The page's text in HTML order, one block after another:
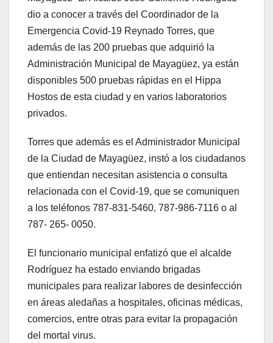
dio a conocer a través del Coordinador de la
Emergencia Covid-19 Reynado Torres, que
además de las 200 pruebas que adquirió la
Administración Municipal de Mayagüez, ya están
disponibles 500 pruebas rápidas en el Hippa
Hostos de esta ciudad y en varios laboratorios
privados.
Torres que además es el Administrador Municipal
de la Ciudad de Mayagüez, instó a los ciudadanos
que entiendan necesitan asistencia o consulta
relacionada con el Covid-19, que se comuniquen
a los teléfonos 787-831-5460, 787-986-7116 o al
787- 265- 0050.
El funcionario municipal enfatizó que el alcalde
Rodríguez ha estado enviando brigadas
municipales para realizar labores de desinfección
en áreas aledañas a hospitales, oficinas médicas,
comercios, entre otras para evitar la propagación
del mortal virus.